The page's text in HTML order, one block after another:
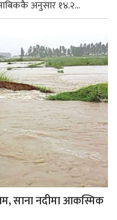
अनुसार १४.२...
साना नदीमा आकस्मिक